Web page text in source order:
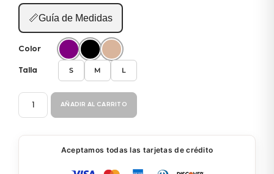
📏Guía de Medidas
Color
Talla S M L
CAMISOLA
ENCAJE
cantidad
AÑADIR AL CARRITO
Aceptamos todas las tarjetas de crédito